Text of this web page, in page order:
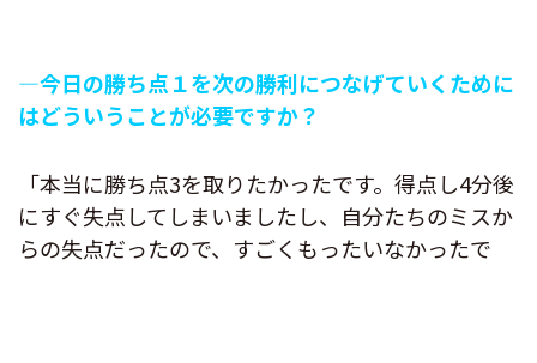
―今日の勝ち点１を次の勝利につなげていくために
はどういうことが必要ですか？
「本当に勝ち点3を取りたかったです。得点し4分後
にすぐ失点してしまいましたし、自分たちのミスか
らの失点だったので、すごくもったいなかったで